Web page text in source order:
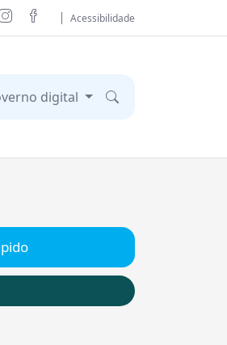
Acessibilidade
digital